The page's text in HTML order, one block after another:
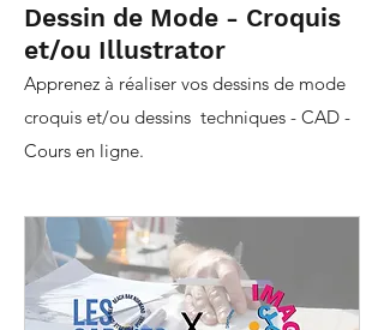
Dessin de Mode - Croquis
et/ou Illustrator
Apprenez à réaliser vos dessins de mode
croquis et/ou dessins techniques - CAD -
Cours en ligne.